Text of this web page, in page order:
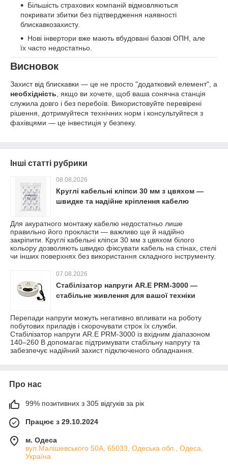
Більшість страхових компаній відмовляються
покривати збитки без підтвердження наявності
блискавкозахисту.
Нові інвертори вже мають вбудовані базові ОПН, але
їх часто недостатньо.
Висновок
Захист від блискавки — це не просто "додатковий елемент", а
необхідність, якщо ви хочете, щоб ваша сонячна станція
служила довго і без перебоїв. Використовуйте перевірені
рішення, дотримуйтеся технічних норм і консультуйтеся з
фахівцями — це інвестиція у безпеку.
Інші статті рубрики
08.08.2026
Круглі кабельні кліпси 30 мм з цвяхом —
швидке та надійне кріплення кабелю
Для акуратного монтажу кабелю недостатньо лише
правильно його прокласти — важливо ще й надійно
закріпити. Круглі кабельні кліпси 30 мм з цвяхом білого
кольору дозволяють швидко фіксувати кабель на стінах, стелі
чи інших поверхнях без використання складного інструменту.
07.08.2026
Стабілізатор напруги AR.E PRM-3000 —
стабільне живлення для вашої техніки
Перепади напруги можуть негативно впливати на роботу
побутових приладів і скорочувати строк їх служби.
Стабілізатор напруги AR.E PRM-3000 із вхідним діапазоном
140–260 В допомагає підтримувати стабільну напругу та
забезпечує надійний захист підключеного обладнання.
Про нас
99% позитивних з 305 відгуків за рік
Працює з 29.10.2024
м. Одеса
вул.Малішевського 50А, 65033, Одеська обл., Одеса,
Україна